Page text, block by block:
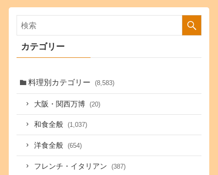
カテゴリー
料理別カテゴリー (8,583)
大阪・関西万博 (20)
和食全般 (1,037)
洋食全般 (654)
フレンチ・イタリアン (387)